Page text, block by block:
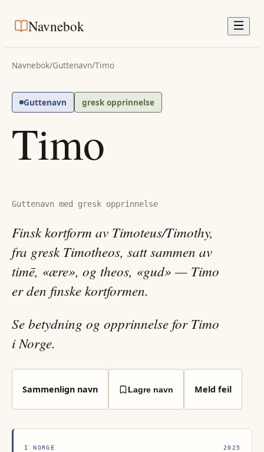
Navnebok
Navnebok/Guttenavn/Timo
Guttenavn gresk opprinnelse
Timo
Guttenavn med gresk opprinnelse
Finsk kortform av Timoteus/Timothy,
fra gresk Timotheos, satt sammen av
timē, «ære», og theos, «gud» — Timo
er den finske kortformen.
Se betydning og opprinnelse for Timo
i Norge.
Sammenlign navn Lagre navn Meld feil
I NORGE 2025